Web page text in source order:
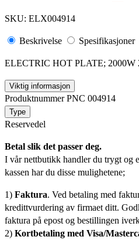
SKU: ELX004914
Beskrivelse Spesifikasjoner
ELECTRIC HOT PLATE; 2000W
Viktig informasjon
Produktnummer PNC 004914
Type
Reservedel
Betal slik det passer deg.
I vår nettbutikk handler du trygt
kassen har du disse mulighetene;
1) Faktura. Ved betaling med
kredittvurdering av firmaet ditt.
faktura på epost og bestillingen
2) Kortbetaling med Visa/